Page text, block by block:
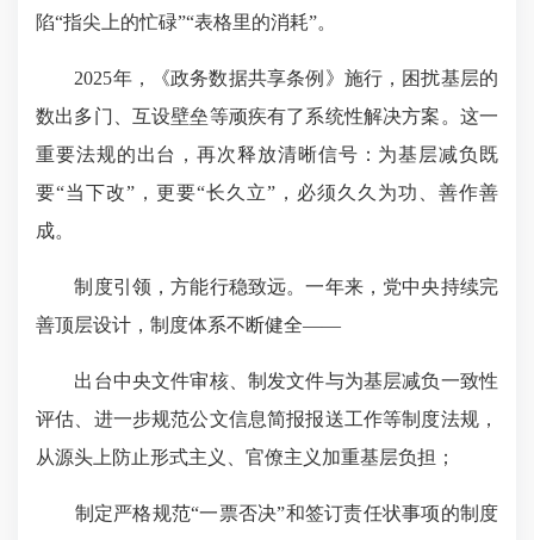
陷“指尖上的忙碌”“表格里的消耗”。
2025年，《政务数据共享条例》施行，困扰基层的
数出多门、互设壁垒等顽疾有了系统性解决方案。这一
重要法规的出台，再次释放清晰信号：为基层减负既
要“当下改”，更要“长久立”，必须久久为功、善作善
成。
制度引领，方能行稳致远。一年来，党中央持续完
善顶层设计，制度体系不断健全——
出台中央文件审核、制发文件与为基层减负一致性
评估、进一步规范公文信息简报报送工作等制度法规，
从源头上防止形式主义、官僚主义加重基层负担；
制定严格规范“一票否决”和签订责任状事项的制度